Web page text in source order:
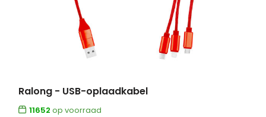
Ralong - USB-oplaadkabel
11652 op voorraad